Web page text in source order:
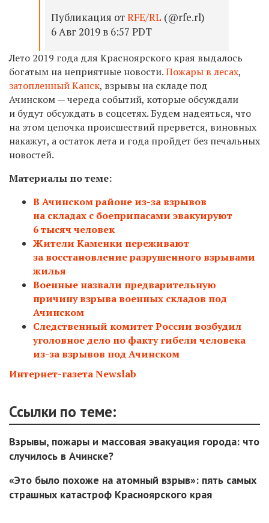
Публикация отRFE/RL (@rfe.rl)
6 Авг 2019 в 6:57 PDT
Лето 2019 года для Красноярского края выдалось
богатым на неприятные новости.Пожары в лесах,
затопленный Канск, взрывы на складе под
Ачинском — череда событий, которые обсуждали
и будут обсуждать в соцсетях. Будем надеяться, что
на этом цепочка происшествий прервется, виновных
накажут, а остаток лета и года пройдет без печальных
новостей.
Материалы по теме:
В Ачинском районе из-за взрывов
на складах с боеприпасами эвакуируют
6 тысяч человек
Жители Каменки переживают
за восстановление разрушенного взрывами
жилья
Военные назвали предварительную
причину взрыва военных складов под
Ачинском
Следственный комитет России возбудил
уголовное дело по факту гибели человека
из-за взрывов под Ачинском
Интернет-газета Newslab
Ссылки по теме:
Взрывы, пожары и массовая эвакуация города: что
случилось в Ачинске?
«Это было похоже на атомный взрыв»: пять самых
страшных катастроф Красноярского края